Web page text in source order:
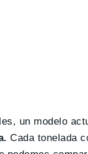
un modelo
Cada tonelada